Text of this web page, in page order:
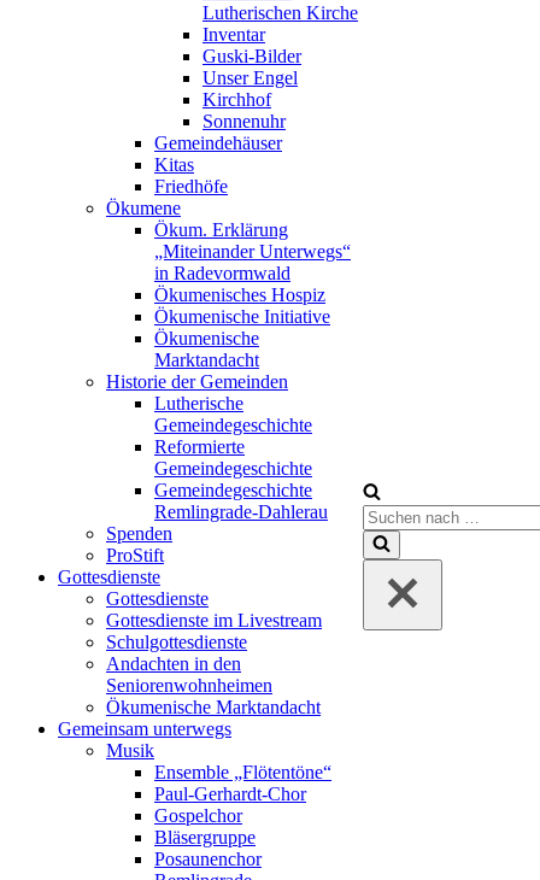
Lutherischen Kirche
Inventar
Guski-Bilder
Unser Engel
Kirchhof
Sonnenuhr
Gemeindehäuser
Kitas
Friedhöfe
Ökumene
Ökum. Erklärung
„Miteinander Unterwegs“
in Radevormwald
Ökumenisches Hospiz
Ökumenische Initiative
Ökumenische
Marktandacht
Historie der Gemeinden
Lutherische
Gemeindegeschichte
Reformierte
Gemeindegeschichte
Gemeindegeschichte
Remlingrade-Dahlerau
Spenden
ProStift
Gottesdienste
Gottesdienste
Gottesdienste im Livestream
Schulgottesdienste
Andachten in den
Seniorenwohnheimen
Ökumenische Marktandacht
Gemeinsam unterwegs
Musik
Ensemble „Flötentöne“
Paul-Gerhardt-Chor
Gospelchor
Bläsergruppe
Posaunenchor
Suchen
nach …